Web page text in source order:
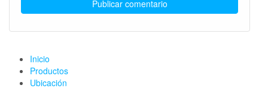
Inicio
Productos
Ubicación